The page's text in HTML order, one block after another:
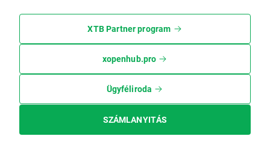
XTB Partner program
xopenhub.pro
Ügyféliroda
SZÁMLANYITÁS